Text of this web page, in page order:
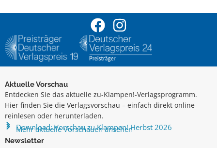
Aktuelle Vorschau
Entdecken Sie das aktuelle zu-Klampen!-Verlagsprogramm.
Hier finden Sie die Verlagsvorschau – einfach direkt online
reinlesen oder herunterladen.
Download: Vorschau zu Klampen! Herbst 2026
Mehr aktuelle Vorschauen ansehen
Newsletter